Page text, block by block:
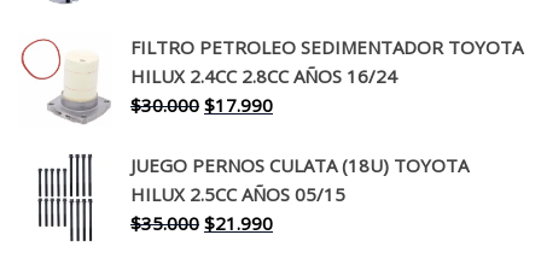
original
era:
$260.000.
actual
es:
FILTRO PETROLEO SEDIMENTADOR TOYOTA
HILUX 2.4CC 2.8CC AÑOS 16/24
$30.000 El
original
era:
$30.000.
$17.990El
actual
es:
$17.990.
JUEGO PERNOS CULATA (18U) TOYOTA
HILUX 2.5CC AÑOS 05/15
$35.000 El
$21.990El